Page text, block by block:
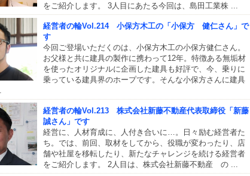
をご紹介します。 3人目にあたる今回は、島田工業株 ...
経営者の輪Vol.214 小保方木工の「小保方 健仁さん」で
す
今回ご登場いただくのは、小保方木工の小保方健仁さん。
お父様と共に建具の製作に携わって12年。特徴ある無垢材
を使ったオリジナルに企画した建具も好評で、今、乗りに
乗っている建具界のホープです。そんな小保方さんに建具
経営者の輪Vol.213 株式会社新藤不動産代表取締役「新藤
誠さん」です
経営に、人材育成に、人付き合いに…。日々励む経営者た
ち。では、前回、取材をしてから、役職が変わったり、店
舗や社屋を移転したり、新たなチャレンジを続ける経営者
をご紹介します。 2人目は、株式会社新藤不動産 の ...